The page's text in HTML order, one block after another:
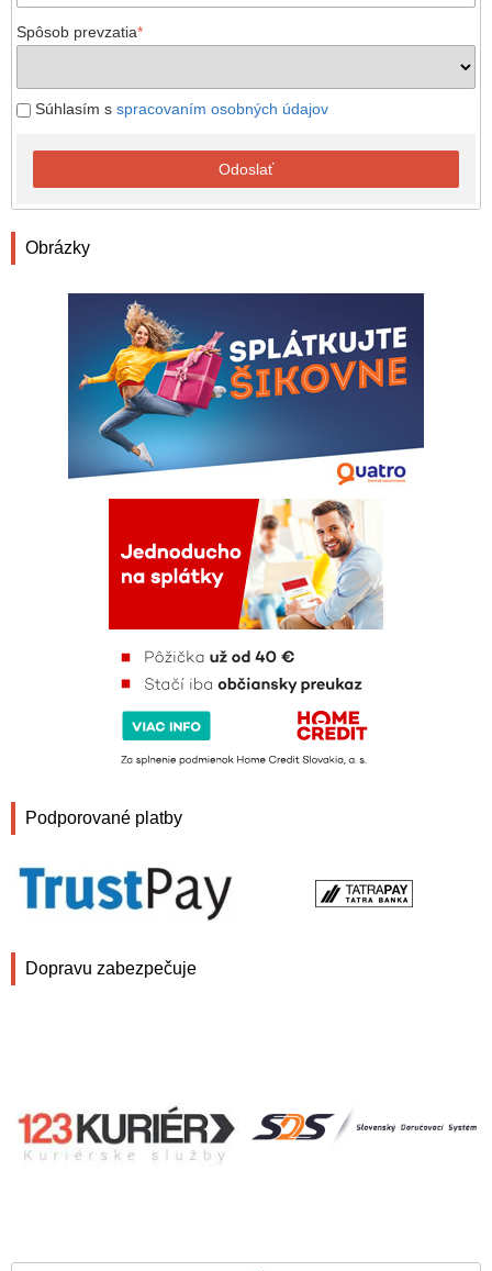
Spôsob prevzatia*
Súhlasím s spracovaním osobných údajov
Odoslať
Obrázky
Podporované platby
Dopravu zabezpečuje